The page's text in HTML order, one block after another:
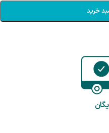
خرید